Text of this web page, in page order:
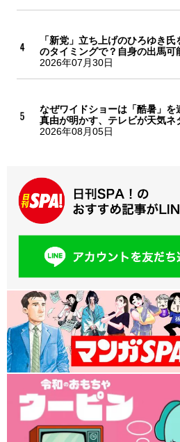
「新党」立ち上げのひろゆき氏
のタイミングで？自身の出馬可
2026年07月30日
なぜワイドショーは「酷暑」を
真由が明かす、テレビが天気ネ
2026年08月05日